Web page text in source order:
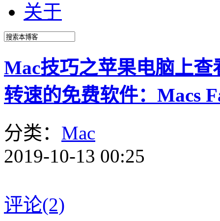
关于
Mac技巧之苹果电脑上
转速的免费软件：Macs
分类： Mac
2019-10-13 00:25
评论(2)